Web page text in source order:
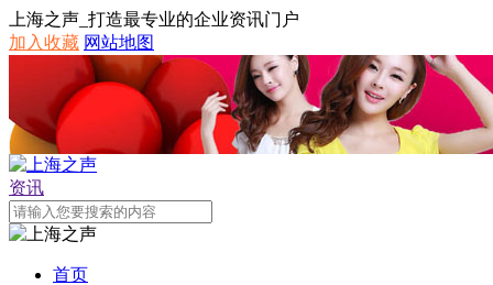
上海之声_打造最专业的企业资讯门户
加入收藏 网站地图
资讯
首页